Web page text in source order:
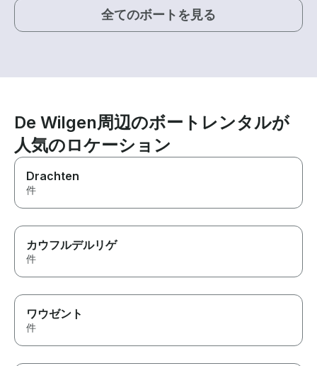
全てのボートを見る
De Wilgen周辺のボートレンタルが
人気のロケーション
Drachten
件
カウフルデルリゲ
件
ワウゼント
件